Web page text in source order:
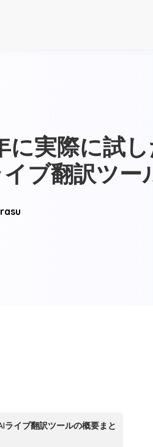
に実際に試
イブ翻訳ツー
ライブ翻訳ツールの概要まと